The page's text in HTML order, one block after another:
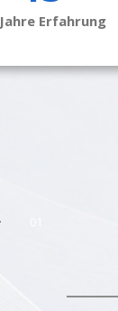
Jahre Erfahrung